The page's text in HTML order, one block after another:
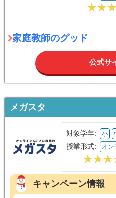
家庭教師のグッド
公式サ
メガスタ
対象学年: 小
授業形式: オン
キャンペーン情報